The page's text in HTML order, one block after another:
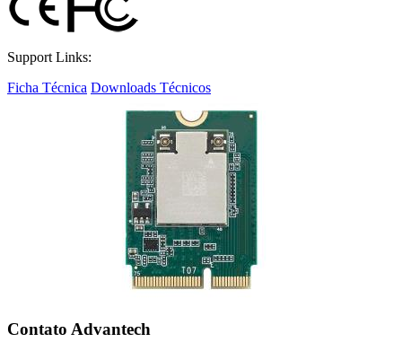
Support Links:
Ficha Técnica Downloads Técnicos
Contato Advantech